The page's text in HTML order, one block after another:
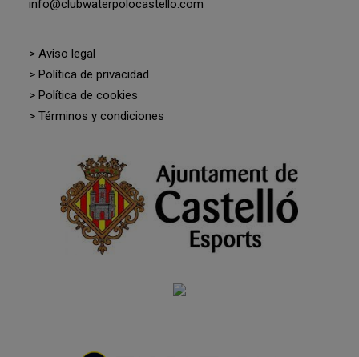
info@clubwaterpolocastello.com
> Aviso legal
> Política de privacidad
> Política de cookies
> Términos y condiciones